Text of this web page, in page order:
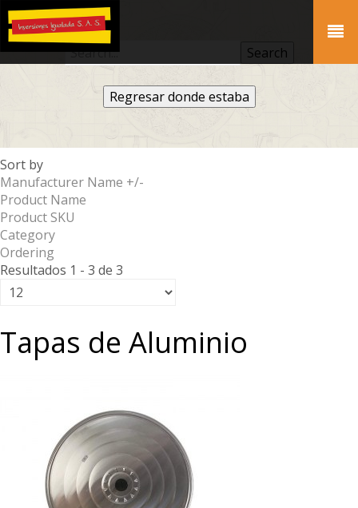
Regresar donde estaba
Sort by
Manufacturer Name +/-
Product Name
Product SKU
Category
Ordering
Resultados 1 - 3 de 3
Tapas de Aluminio